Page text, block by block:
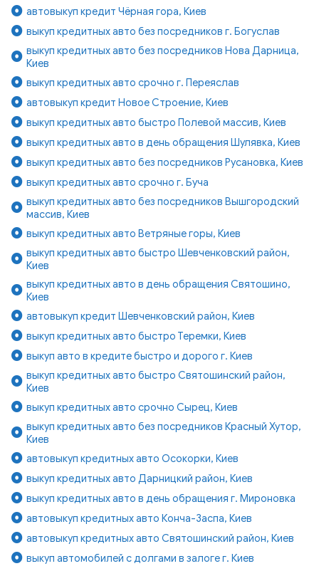
автовыкуп кредит Чёрная гора, Киев
выкуп кредитных авто без посредников г. Богуслав
выкуп кредитных авто без посредников Нова Дарница,
Киев
выкуп кредитных авто срочно г. Переяслав
автовыкуп кредит Новое Строение, Киев
выкуп кредитных авто быстро Полевой массив, Киев
выкуп кредитных авто в день обращения Шулявка, Киев
выкуп кредитных авто без посредников Русановка, Киев
выкуп кредитных авто срочно г. Буча
выкуп кредитных авто без посредников Вышгородский
массив, Киев
выкуп кредитных авто Ветряные горы, Киев
выкуп кредитных авто быстро Шевченковский район,
Киев
выкуп кредитных авто в день обращения Святошино,
Киев
автовыкуп кредит Шевченковский район, Киев
выкуп кредитных авто быстро Теремки, Киев
выкуп авто в кредите быстро и дорого г. Киев
выкуп кредитных авто быстро Святошинский район,
Киев
выкуп кредитных авто срочно Сырец, Киев
выкуп кредитных авто без посредников Красный Хутор,
Киев
автовыкуп кредитных авто Осокорки, Киев
выкуп кредитных авто Дарницкий район, Киев
выкуп кредитных авто в день обращения г. Мироновка
автовыкуп кредитных авто Конча-Заспа, Киев
автовыкуп кредитных авто Святошинский район, Киев
выкуп автомобилей с долгами в залоге г. Киев